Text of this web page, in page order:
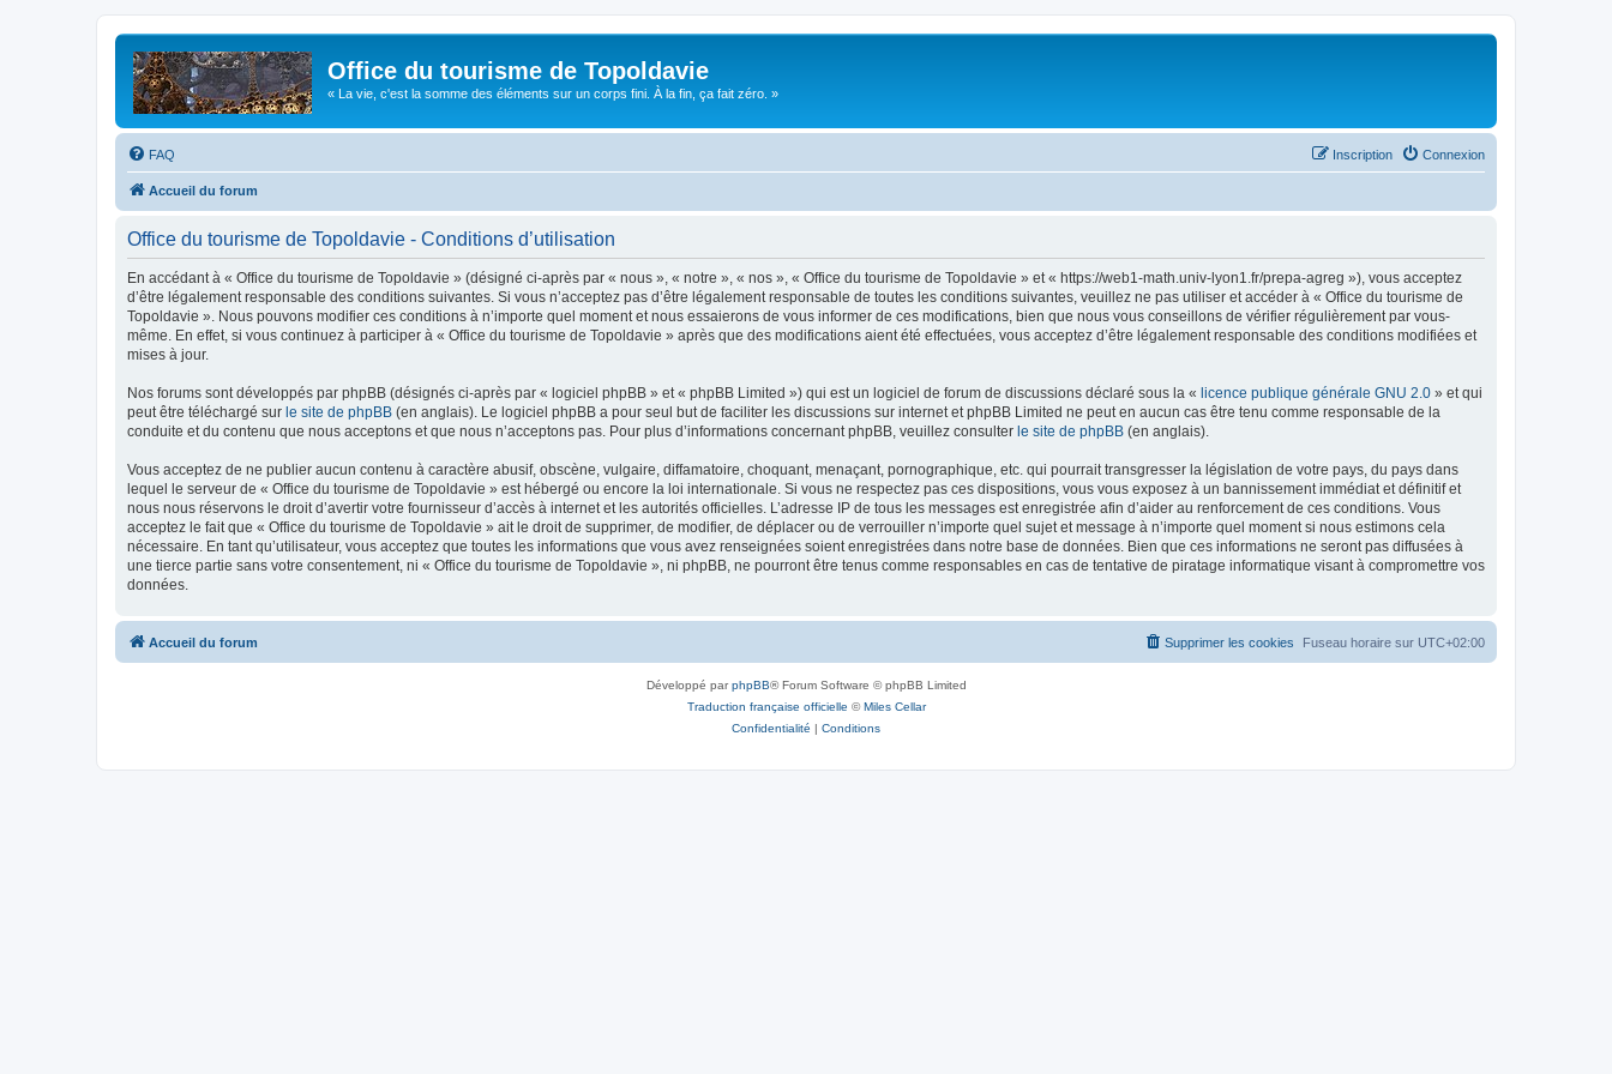
Office du tourisme de Topoldavie
« La vie, c'est la somme des éléments sur un corps fini. À la fin, ça fait zéro. »
FAQ Connexion
Inscription
Accueil du forum
Office du tourisme de Topoldavie - Conditions d’utilisation
En accédant à « Office du tourisme de Topoldavie » (désigné ci-après par « nous », « notre », « nos », « Office du tourisme de Topoldavie » et « https://web1-math.univ-lyon1.fr/prepa-agreg »), vous acceptez
d’être légalement responsable des conditions suivantes. Si vous n’acceptez pas d’être légalement responsable de toutes les conditions suivantes, veuillez ne pas utiliser et accéder à « Office du tourisme de
Topoldavie ». Nous pouvons modifier ces conditions à n’importe quel moment et nous essaierons de vous informer de ces modifications, bien que nous vous conseillons de vérifier régulièrement par vous-
même. En effet, si vous continuez à participer à « Office du tourisme de Topoldavie » après que des modifications aient été effectuées, vous acceptez d’être légalement responsable des conditions modifiées et
mises à jour.
Nos forums sont développés par phpBB (désignés ci-après par « logiciel phpBB » et « phpBB Limited ») qui est un logiciel de forum de discussions déclaré sous la « licence publique générale GNU 2.0 » et qui
peut être téléchargé sur le site de phpBB (en anglais). Le logiciel phpBB a pour seul but de faciliter les discussions sur internet et phpBB Limited ne peut en aucun cas être tenu comme responsable de la
conduite et du contenu que nous acceptons et que nous n’acceptons pas. Pour plus d’informations concernant phpBB, veuillez consulter le site de phpBB (en anglais).
Vous acceptez de ne publier aucun contenu à caractère abusif, obscène, vulgaire, diffamatoire, choquant, menaçant, pornographique, etc. qui pourrait transgresser la législation de votre pays, du pays dans
lequel le serveur de « Office du tourisme de Topoldavie » est hébergé ou encore la loi internationale. Si vous ne respectez pas ces dispositions, vous vous exposez à un bannissement immédiat et définitif et
nous nous réservons le droit d’avertir votre fournisseur d’accès à internet et les autorités officielles. L’adresse IP de tous les messages est enregistrée afin d’aider au renforcement de ces conditions. Vous
acceptez le fait que « Office du tourisme de Topoldavie » ait le droit de supprimer, de modifier, de déplacer ou de verrouiller n’importe quel sujet et message à n’importe quel moment si nous estimons cela
nécessaire. En tant qu’utilisateur, vous acceptez que toutes les informations que vous avez renseignées soient enregistrées dans notre base de données. Bien que ces informations ne seront pas diffusées à
une tierce partie sans votre consentement, ni « Office du tourisme de Topoldavie », ni phpBB, ne pourront être tenus comme responsables en cas de tentative de piratage informatique visant à compromettre vos
données.
Accueil du forum Fuseau horaire sur UTC+02:00
Supprimer les cookies
Développé parphpBB® Forum Software © phpBB Limited
Traduction française officielle ©Miles Cellar
Confidentialité | Conditions